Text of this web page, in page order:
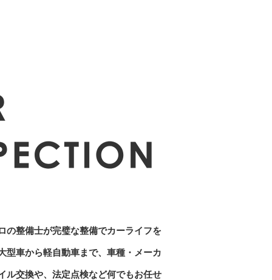
の整備士が完璧な整備でカーライフを
型車から軽自動車まで、車種・メーカ
ル交換や、法定点検など何でもお任せ